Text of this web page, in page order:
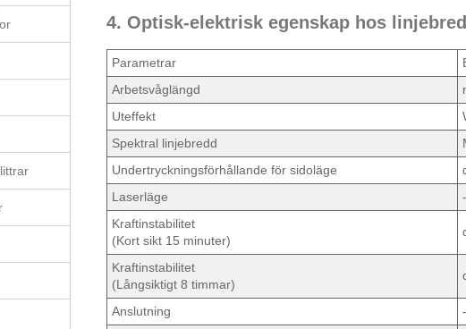
4. Optisk-elektrisk egenskap hos
Parametrar
Arbetsvåglängd
Uteffekt
Spektral linjebredd
Undertryckningsförhållande för sidoläge
Laserläge
-
Kraftinstabilitet
(Kort sikt 15 minuter)
Kraftinstabilitet
(Långsiktigt 8 timmar)
Anslutning -